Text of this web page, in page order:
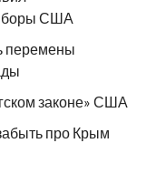
США
перемены
законе» США
про Крым